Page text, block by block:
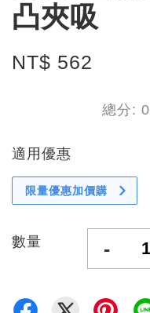
凸夾吸
NT$ 562
總分: 0
適用優惠
限量優惠加價購
數量 -